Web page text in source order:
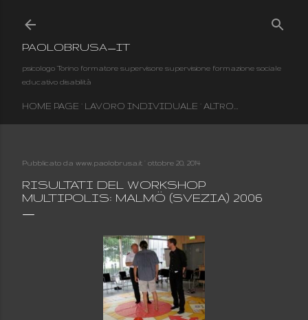
PAOLOBRUSA_IT
psicologo Torino formatore supervisore supervisione formazione sociale
educativo disabilità
HOME PAGE LAVORO INDIVIDUALE ALTRO…
Pubblicato da www.paolobrusa.it ottobre 20, 2014
RISULTATI DEL WORKSHOP
MULTIPOLIS: MALMÖ (SVEZIA) 2006